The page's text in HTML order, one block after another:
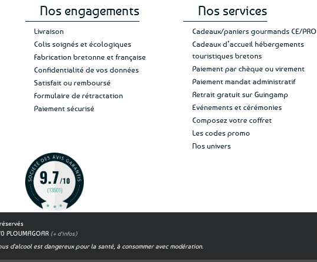
Nos engagements
Livraison
Colis soignés et écologiques
Fabrication bretonne et française
Confidentialité de vos données
Satisfait ou remboursé
Formulaire de rétractation
Paiement sécurisé
Nos services
Cadeaux/paniers gourmands CE/PRO
Cadeaux d’accueil hébergements
touristiques bretons
Paiement par chèque ou virement
Paiement mandat administratif
Retrait gratuit sur Guingamp
Evénements et cérémonies
Composez votre coffret
Les codes promo
Nos univers
PLOUMAGOAR (+ d'infos)
d'alcool est dangereux pour la santé, à consommer avec modération.